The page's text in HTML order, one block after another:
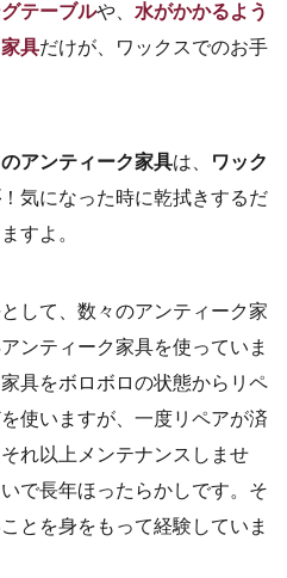
テーブルや、 水がかかるよう
具だけが、ワックスでのお手
アンティーク家具は、
ワック
！気になった時に乾拭きするだ
すよ。
して、数々のアンティーク家
ンティーク家具を使っていま
具をボロボロの状態からリペ
使いますが、一度リペアが済
れ以上メンテナンスしませ
で長年ほったらかしです。そ
とを身をもって経験していま